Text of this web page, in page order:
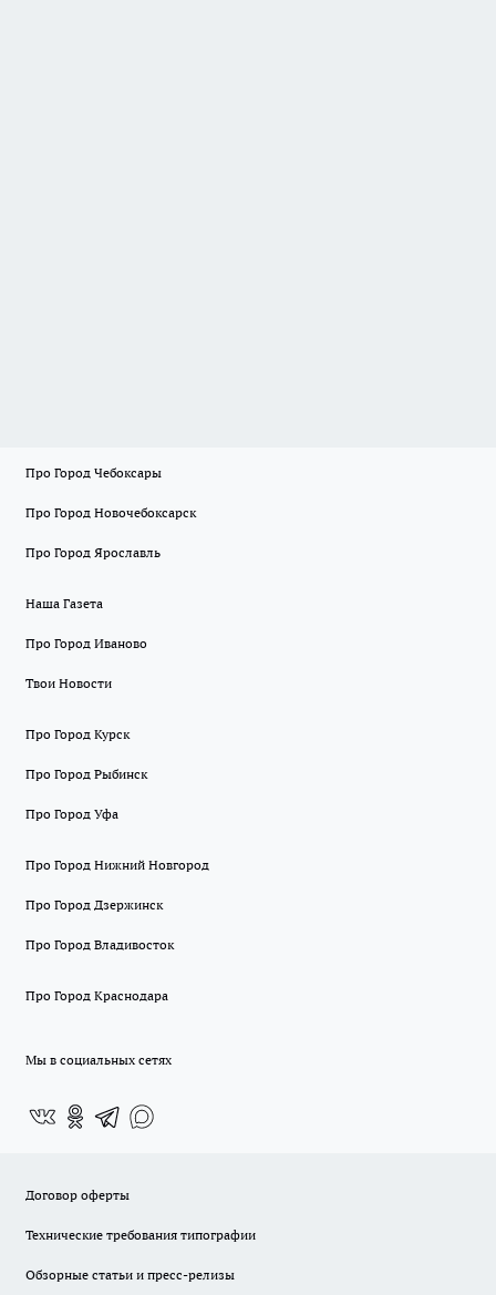
Про Город Чебоксары
Про Город Новочебоксарск
Про Город Ярославль
Наша Газета
Про Город Иваново
Твои Новости
Про Город Курск
Про Город Рыбинск
Про Город Уфа
Про Город Нижний Новгород
Про Город Дзержинск
Про Город Владивосток
Про Город Краснодара
Мы в социальных сетях
Договор оферты
Технические требования типографии
Обзорные статьи и пресс-релизы